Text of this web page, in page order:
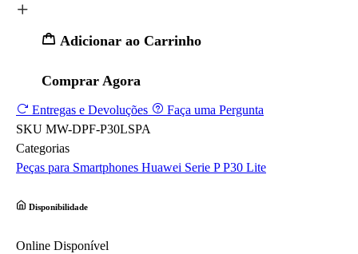
Adicionar ao Carrinho
Comprar Agora
Entregas e Devoluções
Faça uma Pergunta
SKU MW-DPF-P30LSPA
Categorias
Peças para Smartphones Huawei Serie PP30 Lite
Disponibilidade
Online Disponível